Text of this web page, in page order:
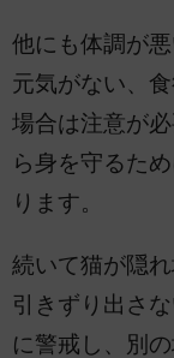
他にも体調が
元気がない、
場合は注意が
ら身を守るた
ります。
続いて猫が隠
引きずり出さ
に警戒し、別